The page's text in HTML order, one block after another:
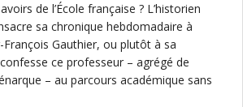
de l’École française ? L’historien
sa chronique hebdomadaire à
François Gauthier, ou plutôt à sa
ce professeur – agrégé de
– au parcours académique sans